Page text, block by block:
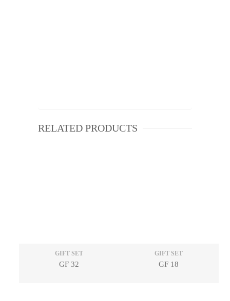
RELATED PRODUCTS
GIFT SET
GF 32
GIFT SET
GF 18